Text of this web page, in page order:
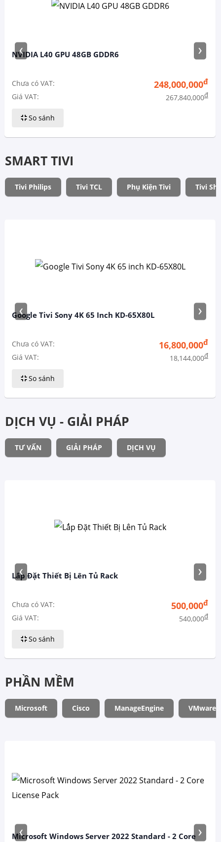
NVIDIA L40 GPU 48GB GDDR6
Chưa có VAT: 248,000,000đ
Giá VAT: 267,840,000đ
So sánh
‹ ›
SMART TIVI
Tivi Philips Tivi TCL Phụ Kiện Tivi Tivi
Google Tivi Sony 4K 65 Inch KD-65X80L
Chưa có VAT: 16,800,000đ
Giá VAT: 18,144,000đ
So sánh
‹ ›
DỊCH VỤ - GIẢI PHÁP
TƯ VẤN GIẢI PHÁP DỊCH VỤ
Lắ́p Đặt Thiết Bị Lên Tủ Rack
Chưa có VAT: 500,000đ
Giá VAT: 540,000đ
So sánh
‹ ›
PHẦN MỀM
Microsoft Cisco ManageEngine VMware
Microsoft Windows Server 2022 Standard - 2 Core
‹ ›